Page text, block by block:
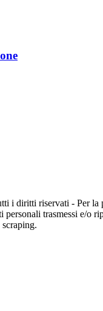
i diritti riservati - Per
personali trasmessi e/o